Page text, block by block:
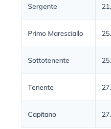
Sergente
Primo Maresciallo
Sottotenente
Tenente
Capitano